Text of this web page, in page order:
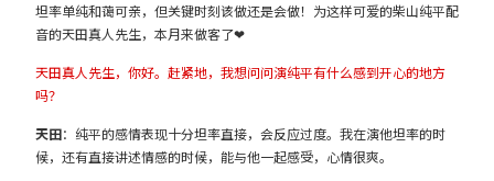
坦率单纯和蔼可亲，但关键时刻该做还是会做！为这样可爱的柴山纯平配
音的天田真人先生，本月来做客了❤
天田真人先生，你好。赶紧地，我想问问演纯平有什么感到开心的地方
吗？
天田：纯平的感情表现十分坦率直接，会反应过度。我在演他坦率的时
候，还有直接讲述情感的时候，能与他一起感受，心情很爽。